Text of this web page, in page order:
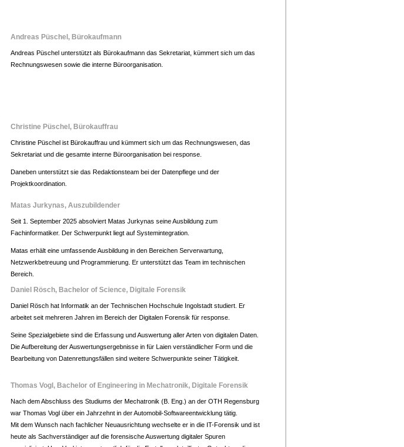
Andreas Püschel, Bürokaufmann
Andreas Püschel unterstützt als Bürokaufmann das Sekretariat, kümmert sich um das
Rechnungswesen sowie die interne Büroorganisation.
Christine Püschel, Bürokauffrau
Christine Püschel ist Bürokauffrau und kümmert sich um das Rechnungswesen, das
Sekretariat und die gesamte interne Büroorganisation bei response.
Daneben unterstützt sie das Redaktionsteam bei der Datenpflege und der
Projektkoordination.
Matas Jurkynas, Auszubildender
Seit 1. September 2025 absolviert Matas Jurkynas seine Ausbildung zum
Fachinformatiker. Der Schwerpunkt liegt auf Systemintegration.
Matas erhält eine umfassende Ausbildung in den Bereichen Serverwartung,
Netzwerkbetreuung und Programmierung. Er unterstützt das Team im technischen
Bereich.
Daniel Rösch, Bachelor of Science, Digitale Forensik
Daniel Rösch hat Informatik an der Technischen Hochschule Ingolstadt studiert. Er
arbeitet seit mehreren Jahren im Bereich der Digitalen Forensik für response.
Seine Spezialgebiete sind die Erfassung und Auswertung aller Arten von digitalen Daten.
Die Aufbereitung der Auswertungsergebnisse in für Laien verständlicher Form und die
Bearbeitung von Datenrettungsfällen sind weitere Schwerpunkte seiner Tätigkeit.
Thomas Vogl, Bachelor of Engineering in Mechatronik, Digitale Forensik
Nach dem Abschluss des Studiums der Mechatronik (B. Eng.) an der OTH Regensburg
war Thomas Vogl über ein Jahrzehnt in der Automobil-Softwareentwicklung tätig.
Mit dem Wunsch nach fachlicher Neuausrichtung wechselte er in die IT-Forensik und ist
heute als Sachverständiger auf die forensische Auswertung digitaler Spuren